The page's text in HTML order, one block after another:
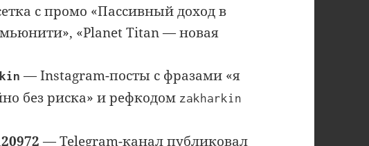
с промо «Пассивный доход в
«Planet Titan — новая
— Instagram-посты с фразами «я
без риска» и рефкодом zakharkin
— Telegram-канал публиковал